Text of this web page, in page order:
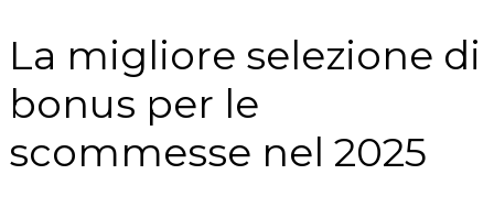
La migliore selezione di
bonus per le
scommesse nel 2025